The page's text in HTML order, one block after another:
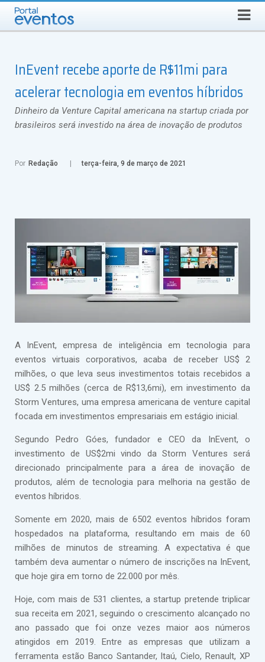
DOMINGO, 9 DE AGOSTO DE 2026 Busca
InEvent recebe aporte de R$11mi para
acelerar tecnologia em eventos híbridos
Dinheiro da Venture Capital americana na startup criada por
brasileiros será investido na área de inovação de produtos
Por Redação terça-feira, 9 de março de 2021
A InEvent, empresa de inteligência em tecnologia para
eventos virtuais corporativos, acaba de receber US$ 2
milhões, o que leva seus investimentos totais recebidos a
US$ 2.5 milhões (cerca de R$13,6mi), em investimento da
Storm Ventures, uma empresa americana de venture capital
focada em investimentos empresariais em estágio inicial.
Segundo Pedro Góes, fundador e CEO da InEvent, o
investimento de US$2mi vindo da Storm Ventures será
direcionado principalmente para a área de inovação de
produtos, além de tecnologia para melhoria na gestão de
eventos híbridos.
Somente em 2020, mais de 6502 eventos híbridos foram
hospedados na plataforma, resultando em mais de 60
milhões de minutos de streaming. A expectativa é que
também deva aumentar o número de inscrições na InEvent,
que hoje gira em torno de 22.000 por mês.
Hoje, com mais de 531 clientes, a startup pretende triplicar
sua receita em 2021, seguindo o crescimento alcançado no
ano passado que foi onze vezes maior aos números
atingidos em 2019. Entre as empresas que utilizam a
ferramenta estão Banco Santander, Itaú, Cielo, Renault, XP